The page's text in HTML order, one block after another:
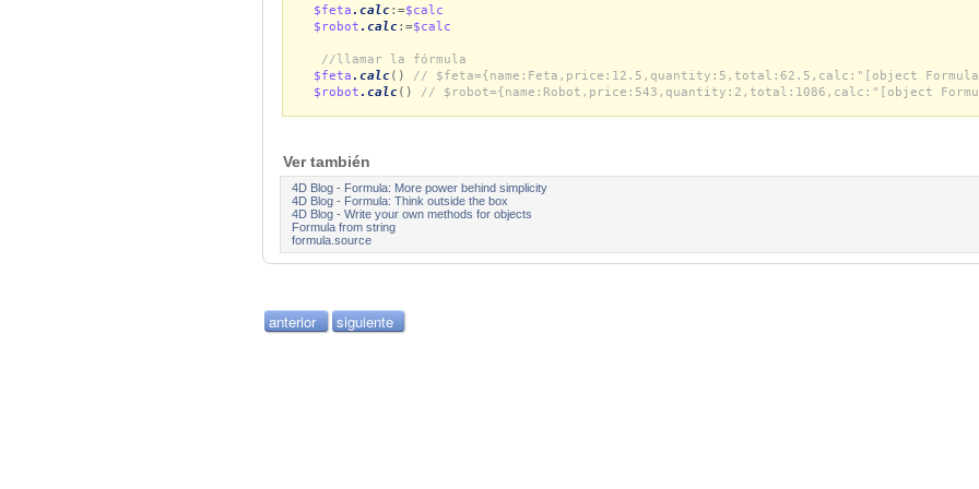
$feta .calc :=$calc
$robot .calc :=$calc
//llamar la fórmula
$feta .calc ()
// $feta={name:Feta,price:12.5,quantity:5,total:62.5,calc:"[object
$robot .calc () // $robot={name:Robot,price:543,quantity:2,total:1086,calc:"[object
Ver también
4D Blog - Formula: More power behind simplicity
4D Blog - Formula: Think outside the box
4D Blog - Write your own methods for objects
Formula from string
formula.source
anterior siguiente